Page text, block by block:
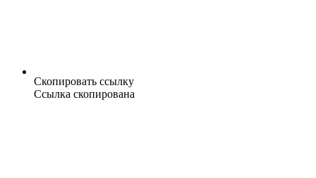
Скопировать ссылку
Ссылка скопирована